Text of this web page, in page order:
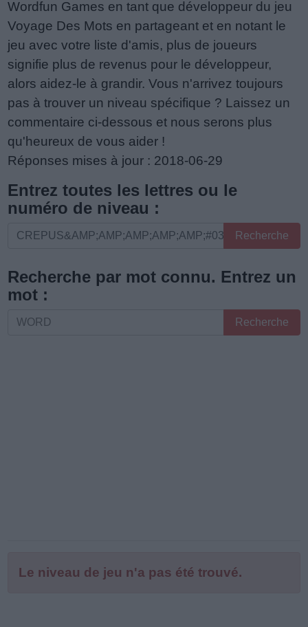
Wordfun Games en tant que développeur du jeu
Voyage Des Mots en partageant et en notant le
jeu avec votre liste d'amis, plus de joueurs
signifie plus de revenus pour le développeur,
alors aidez-le à grandir. Vous n'arrivez toujours
pas à trouver un niveau spécifique ? Laissez un
commentaire ci-dessous et nous serons plus
qu'heureux de vous aider !
Réponses mises à jour : 2018-06-29
Entrez toutes les lettres ou le
numéro de niveau :
Entrez
les
lettres
Recherche
Recherche par mot connu. Entrez un
mot :
Recherche
Recherche
Le niveau de jeu n'a pas été trouvé.